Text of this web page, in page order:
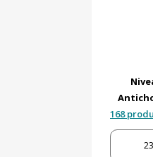
168